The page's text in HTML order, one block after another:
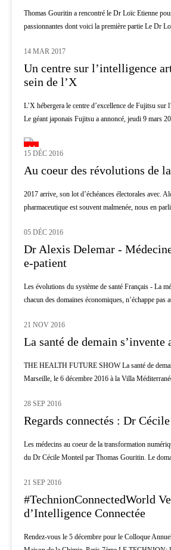
Thomas Gouritin a rencontré le Dr Loïc Etienne
passionnantes dont voici la première partie Le Dr
AI
14 MAR 2017
Un centre sur l’intelligence
sein de l’X
L’X hébergera le centre d’excellence de Fujitsu sur
Le géant japonais Fujitsu a annoncé, jeudi 9 mars
AI
15 DÉC 2016
Au coeur des révolutions de
2017 arrive, son lot d’échéances électorales avec.
pharmaceutique est souvent malmenée, nous en
AI
05 DÉC 2016
Dr Alexis Delemar -
e-patient
Les évolutions du système de santé Français - La
chacun des domaines économiques, n’échappe pas
AI
21 NOV 2016
La santé de demain s’invente
THE HEALTH FUTURE SHOW La santé de
Marseille, le 6 décembre 2016 à la Villa
AI
28 SEP 2016
Regards connectés : Dr
Les médecins au coeur de la transformation
du Dr Cécile Monteil par Thomas Gouritin. Le
AI
21 SEP 2016
#TechnionConnectedWorld
d’Intelligence Connectée
Rendez-vous le 5 décembre pour le Colloque